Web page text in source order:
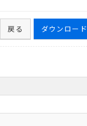
ダウンロード
戻る